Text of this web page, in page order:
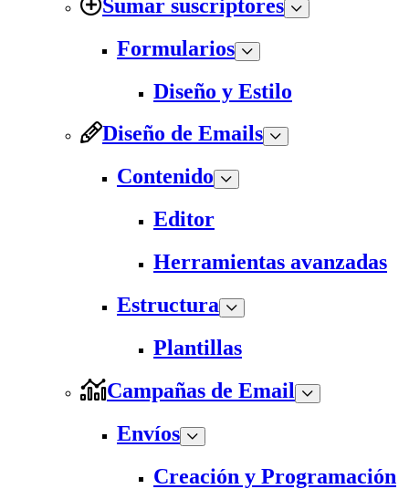
Sumar suscriptores
Formularios
Diseño y Estilo
Diseño de Emails
Contenido
Editor
Herramientas avanzadas
Estructura
Plantillas
Campañas de Email
Envíos
Creación y Programación